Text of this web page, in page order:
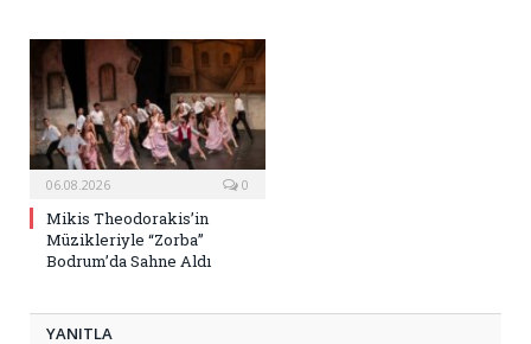
06.08.2026 0
Mikis Theodorakis’in
Müzikleriyle “Zorba”
Bodrum’da Sahne Aldı
YANITLA